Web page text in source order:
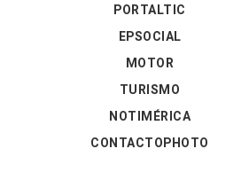
PORTALTIC
EPSOCIAL
MOTOR
TURISMO
NOTIMÉRICA
CONTACTOPHOTO